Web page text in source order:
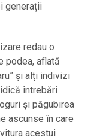
generații
redau o
podea, aflată
și alți indivizi
întrebări
și păgubirea
ascunse în care
acestui